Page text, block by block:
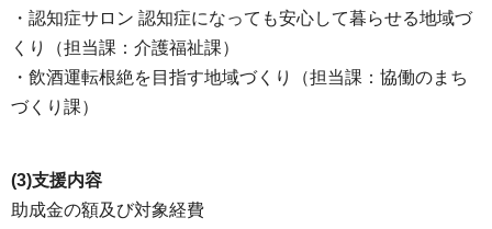
・認知症サロン 認知症になっても安心して暮らせる地域づ
くり（担当課：介護福祉課）
・飲酒運転根絶を目指す地域づくり（担当課：協働のまち
づくり課）
(3)支援内容
助成金の額及び対象経費